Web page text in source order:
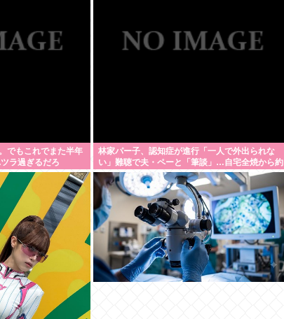
でもこれでまた半年
ラ過ぎるだろ
林家パー子、認知症が進行「一人で外出られな
い」難聴で夫・ペーと「筆談」…自宅全焼から約
1年